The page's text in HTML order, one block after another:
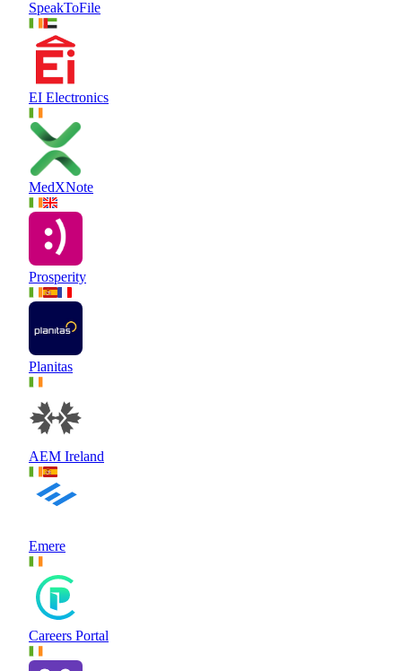
SpeakToFile
EI Electronics
MedXNote
Prosperity
Planitas
AEM Ireland
Emere
Careers Portal